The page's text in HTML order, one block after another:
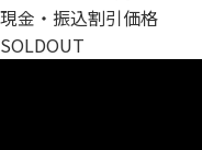
現金・振込割引価格
SOLDOUT